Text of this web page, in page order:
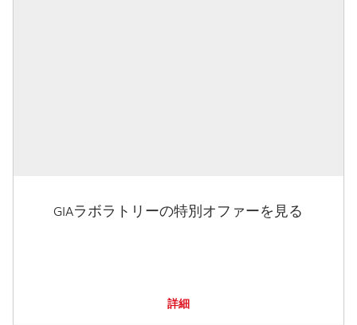
GIAラボラトリーの特別オファーを見る
詳細